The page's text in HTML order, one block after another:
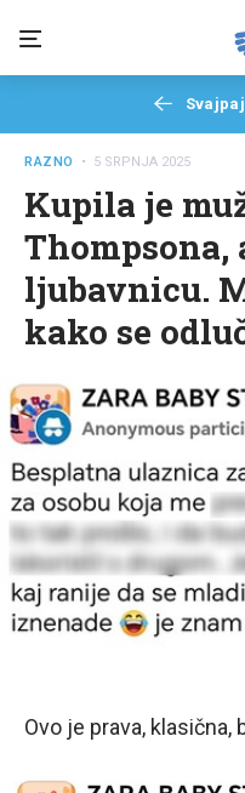
RAZNO • 5 SRPNJA 2025
Kupila je
Thompsona,
ljubavnicu.
kako se
Ovo je prava, klasična,